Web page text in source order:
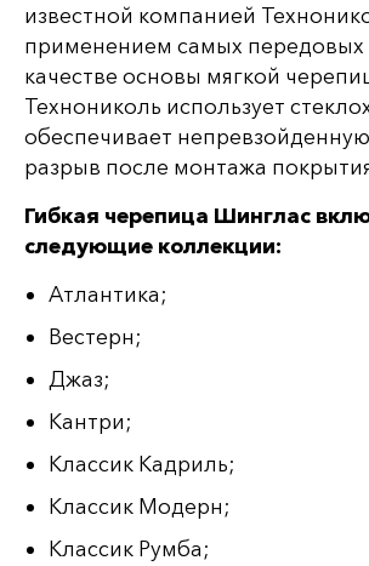
известной компанией
применением самых передовых
качестве основы мягкой
Технониколь использует
обеспечивает
разрыв после монтажа
Гибкая черепица Шинглас
следующие коллекции:
Атлантика;
Вестерн;
Джаз;
Кантри;
Классик Кадриль;
Классик Модерн;
Классик Румба;